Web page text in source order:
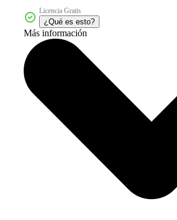
Licencia Gratis
¿Qué es esto?
Más información